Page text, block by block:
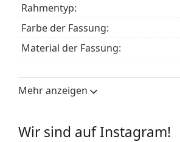
Rahmentyp:
Farbe der Fassung:
Material der Fassung:
Brillenbreite:
Stegbreite:
Mehr anzeigen
Wir sind auf Instagram!